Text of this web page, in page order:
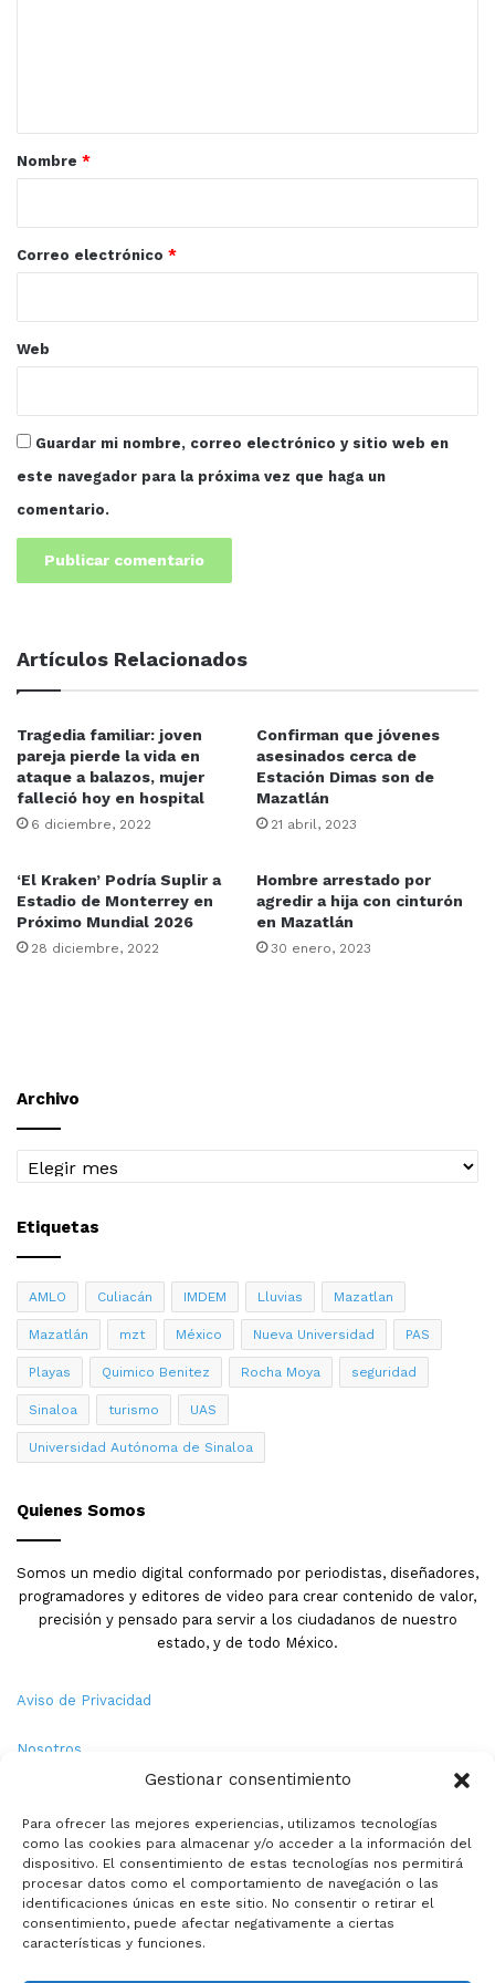
Gestionar consentimiento
Para ofrecer las mejores experiencias, utilizamos tecnologías
como las cookies para almacenar y/o acceder a la información del
dispositivo. El consentimiento de estas tecnologías nos permitirá
procesar datos como el comportamiento de navegación o las
identificaciones únicas en este sitio. No consentir o retirar el
consentimiento, puede afectar negativamente a ciertas
características y funciones.
r
*
Nombre *
Correo electrónico *
Web
Guardar mi nombre, correo electrónico y sitio web en
este navegador para la próxima vez que haga un
comentario.
Artículos Relacionados
Tragedia familiar: joven
pareja pierde la vida en
ataque a balazos, mujer
falleció hoy en hospital
6 diciembre, 2022
Confirman que jóvenes
asesinados cerca de
Estación Dimas son de
Mazatlán
21 abril, 2023
‘El Kraken’ Podría Suplir a
Estadio de Monterrey en
Próximo Mundial 2026
28 diciembre, 2022
Hombre arrestado por
agredir a hija con cinturón
en Mazatlán
30 enero, 2023
Archivo
Archivo
Etiquetas
AMLO Culiacán IMDEM Lluvias Mazatlan
Mazatlán mzt México Nueva Universidad PAS
Playas Quimico Benitez Rocha Moya seguridad
Sinaloa turismo UAS
Universidad Autónoma de Sinaloa
Quienes Somos
Somos un medio digital conformado por periodistas, diseñadores,
programadores y editores de video para crear contenido de valor,
precisión y pensado para servir a los ciudadanos de nuestro
estado, y de todo México.
Aviso de Privacidad
Nosotros
Política de Cookies
Contacto